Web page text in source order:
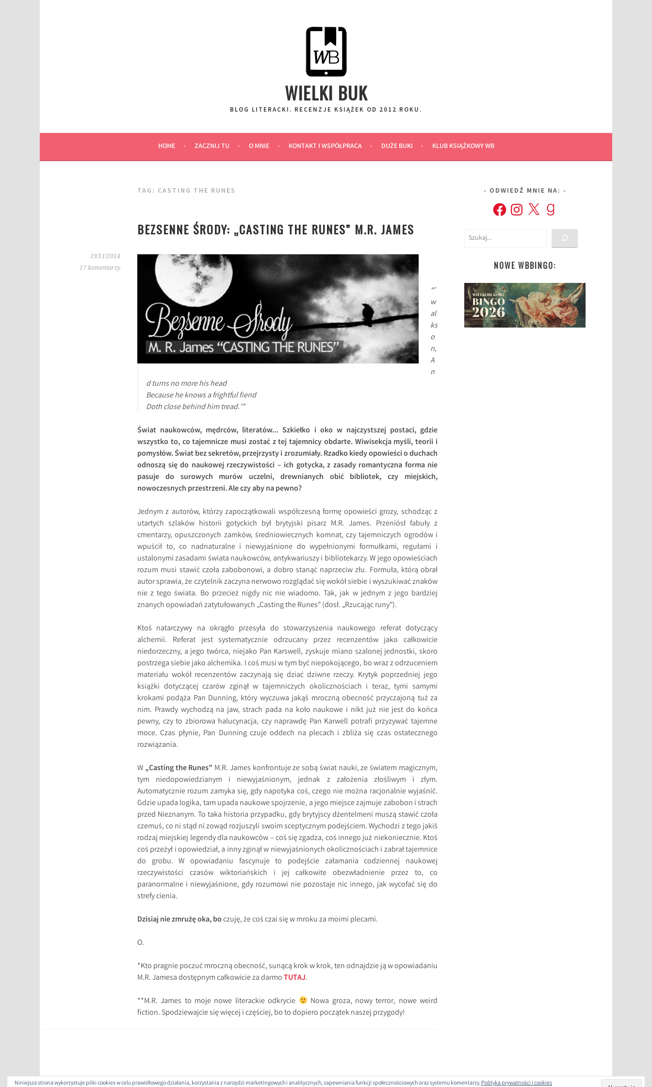
WIELKI BUK
BLOG LITERACKI. RECENZJE KSIĄŻEK OD 2012 ROKU.
HOME ZACZNIJ TU O MNIE KONTAKT I WSPÓŁPRACA DUŻE BUKI KLUB KSIĄŻKOWY WB
TAG: CASTING THE RUNES
BEZSENNE ŚRODY: „CASTING THE RUNES” M.R. JAMES
19/11/2014
17 komentarzy
“’
w
al
ks
o
n,
A
n
d turns no more his head
Because he knows a frightful fiend
Doth close behind him tread.’”
Świat naukowców, mędrców, literatów… Szkiełko i oko w najczystszej postaci, gdzie
wszystko to, co tajemnicze musi zostać z tej tajemnicy obdarte. Wiwisekcja myśli, teorii i
pomysłów. Świat bez sekretów, przejrzysty i zrozumiały. Rzadko kiedy opowieści o duchach
odnoszą się do naukowej rzeczywistości – ich gotycka, z zasady romantyczna forma nie
pasuje do surowych murów uczelni, drewnianych obić bibliotek, czy miejskich,
nowoczesnych przestrzeni. Ale czy aby na pewno?
Jednym z autorów, którzy zapoczątkowali współczesną formę opowieści grozy, schodząc z
utartych szlaków historii gotyckich był brytyjski pisarz M.R. James. Przeniósł fabuły z
cmentarzy, opuszczonych zamków, średniowiecznych komnat, czy tajemniczych ogrodów i
wpuścił to, co nadnaturalne i niewyjaśnione do wypełnionymi formułkami, regułami i
ustalonymi zasadami świata naukowców, antykwariuszy i bibliotekarzy. W jego opowieściach
rozum musi stawić czoła zabobonowi, a dobro stanąć naprzeciw złu. Formuła, którą obrał
autor sprawia, że czytelnik zaczyna nerwowo rozglądać się wokół siebie i wyszukiwać znaków
nie z tego świata. Bo przecież nigdy nic nie wiadomo. Tak, jak w jednym z jego bardziej
znanych opowiadań zatytułowanych „Casting the Runes” (dosł. „Rzucając runy”).
Ktoś natarczywy na okrągło przesyła do stowarzyszenia naukowego referat dotyczący
alchemii. Referat jest systematycznie odrzucany przez recenzentów jako całkowicie
niedorzeczny, a jego twórca, niejako Pan Karswell, zyskuje miano szalonej jednostki, skoro
postrzega siebie jako alchemika. I coś musi w tym być niepokojącego, bo wraz z odrzuceniem
materiału wokół recenzentów zaczynają się dziać dziwne rzeczy. Krytyk poprzedniej jego
książki dotyczącej czarów zginął w tajemniczych okolicznościach i teraz, tymi samymi
krokami podąża Pan Dunning, który wyczuwa jakąś mroczną obecność przyczajoną tuż za
nim. Prawdy wychodzą na jaw, strach pada na koło naukowe i nikt już nie jest do końca
pewny, czy to zbiorowa halucynacja, czy naprawdę Pan Karwell potrafi przyzywać tajemne
moce. Czas płynie, Pan Dunning czuje oddech na plecach i zbliża się czas ostatecznego
rozwiązania.
W „Casting the Runes” M.R. James konfrontuje ze sobą świat nauki, ze światem magicznym,
tym niedopowiedzianym i niewyjaśnionym, jednak z założenia złośliwym i złym.
Automatycznie rozum zamyka się, gdy napotyka coś, czego nie można racjonalnie wyjaśnić.
Gdzie upada logika, tam upada naukowe spojrzenie, a jego miejsce zajmuje zabobon i strach
przed Nieznanym. To taka historia przypadku, gdy brytyjscy dżentelmeni muszą stawić czoła
czemuś, co ni stąd ni zowąd rozjuszyli swoim sceptycznym podejściem. Wychodzi z tego jakiś
rodzaj miejskiej legendy dla naukowców – coś się zgadza, coś innego już niekoniecznie. Ktoś
coś przeżył i opowiedział, a inny zginął w niewyjaśnionych okolicznościach i zabrał tajemnice
do grobu. W opowiadaniu fascynuje to podejście załamania codziennej naukowej
rzeczywistości czasów wiktoriańskich i jej całkowite obezwładnienie przez to, co
paranormalne i niewyjaśnione, gdy rozumowi nie pozostaje nic innego, jak wycofać się do
strefy cienia.
Dzisiaj nie zmrużę oka, boczuję, że coś czai się w mroku za moimi plecami.
O.
*Kto pragnie poczuć mroczną obecność, sunącą krok w krok, ten odnajdzie ją w opowiadaniu
M.R. Jamesa dostępnym całkowicie za darmoTUTAJ.
**M.R. James to moje nowe literackie odkrycie
Nowa groza, nowy terror, nowe weird
fiction. Spodziewajcie się więcej i częściej, bo to dopiero początek naszej przygody!
ODWIEDŹ MNIE NA:
FacebookInstagram
X Goodreads
Szukaj
NOWE WBBINGO:
Niniejsza strona wykorzystuje pliki cookies w celu prawidłowego działania, korzystania z narzędzi marketingowych i analitycznych, zapewniania funkcji społecznościowych oraz systemu komentarzy.Polityka prywatności i cookies